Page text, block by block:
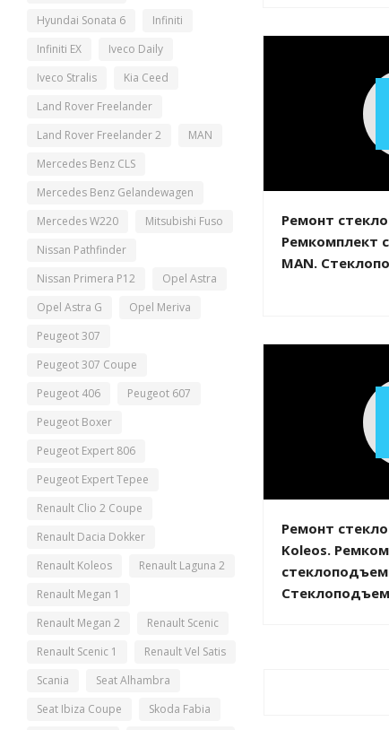
Hyundai Sonata 6
Infiniti
Infiniti EX
Iveco Daily
Iveco Stralis
Kia Ceed
Land Rover Freelander
Land Rover Freelander 2
MAN
Mercedes Benz CLS
Mercedes Benz Gelandewagen
Mercedes W220
Mitsubishi Fuso
Nissan Pathfinder
Nissan Primera P12
Opel Astra
Opel Astra G
Opel Meriva
Peugeot 307
Peugeot 307 Coupe
Peugeot 406
Peugeot 607
Peugeot Boxer
Peugeot Expert 806
Peugeot Expert Tepee
Renault Clio 2 Coupe
Renault Dacia Dokker
Renault Koleos
Renault Laguna 2
Renault Megan 1
Renault Megan 2
Renault Scenic
Renault Scenic 1
Renault Vel Satis
Scania
Seat Alhambra
Seat Ibiza Coupe
Skoda Fabia
Ремонт
Ремкомплект
MAN.
Ремонт
Koleos.